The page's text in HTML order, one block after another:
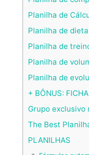
Planilha de
Planilha de dieta
Planilha de
Planilha de
Planilha de
+ BÔNUS:
Grupo exclusivo
The Best
PLANILHAS